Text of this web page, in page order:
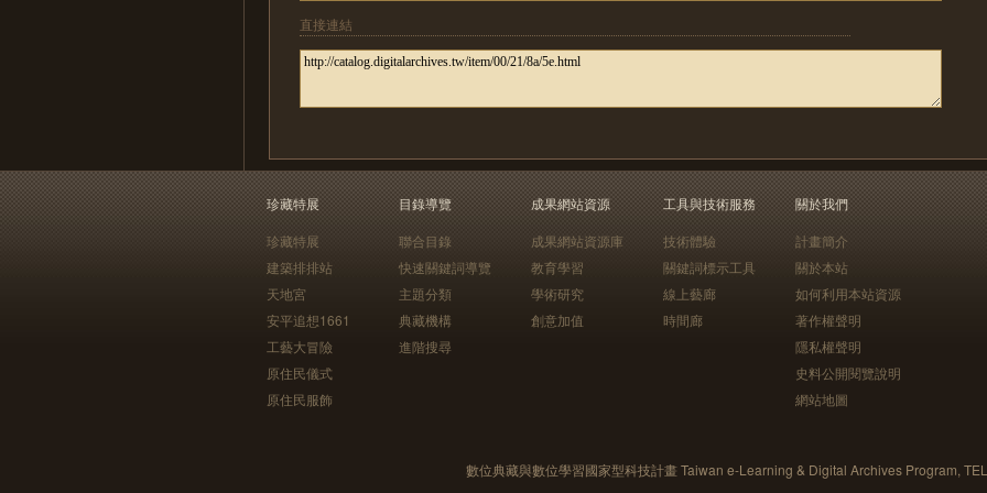
直接連結
珍藏特展
珍藏特展
建築排排站
天地宮
安平追想1661
工藝大冒險
原住民儀式
原住民服飾
目錄導覽
聯合目錄
快速關鍵詞導覽
主題分類
典藏機構
進階搜尋
成果網站資源
成果網站資源庫
教育學習
學術研究
創意加值
工具與技術服務
技術體驗
關鍵詞標示工具
線上藝廊
時間廊
關於我們
計畫簡介
關於本站
如何利用本站資源
著作權聲明
隱私權聲明
史料公開閱覽說明
網站地圖
數位典藏與數位學習國家型科技計畫 Taiwan e-Learning & Digital Archives Program,